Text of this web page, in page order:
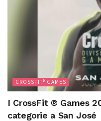
CROSSFIT® GAMES
I CrossFit ® Games
categorie a San José